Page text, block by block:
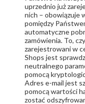
uprzednio już
nich – obowiązuje
pomiędzy
automatyczne
zamówienia. To,
zarejestrowani w
Shops jest
neutralnego
pomocą
Adres e-mail jest
pomocą wartości
zostać